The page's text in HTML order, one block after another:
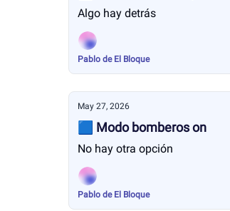
Algo hay detrás
Pablo de El Bloque
May 27, 2026
🟦 Modo bomberos on
No hay otra opción
Pablo de El Bloque